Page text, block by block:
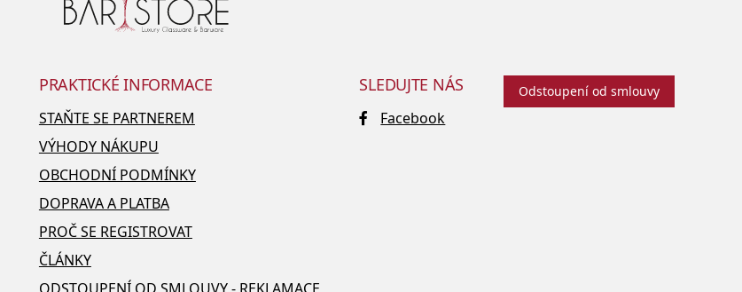
PRAKTICKÉ INFORMACE
STAŇTE SE PARTNEREM
VÝHODY NÁKUPU
OBCHODNÍ PODMÍNKY
DOPRAVA A PLATBA
PROČ SE REGISTROVAT
ČLÁNKY
ODSTOUPENÍ OD SMLOUVY - REKLAMACE
SLEDUJTE NÁS
Facebook
Odstoupení od smlouvy